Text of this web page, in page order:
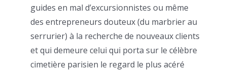
guides en mal d’excursionnistes ou même
des entrepreneurs douteux (du marbrier au
serrurier) à la recherche de nouveaux clients
et qui demeure celui qui porta sur le célèbre
cimetière parisien le regard le plus acéré